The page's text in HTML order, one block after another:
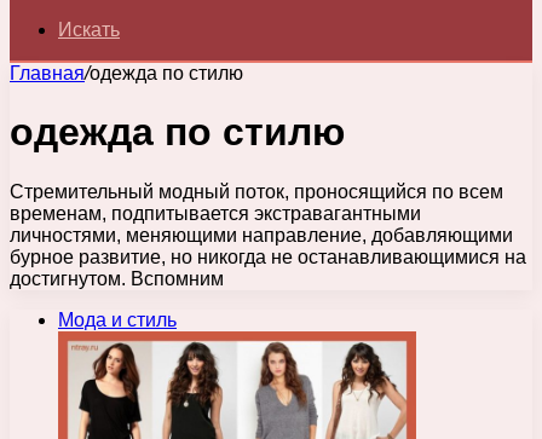
Искать
Главная/одежда по стилю
одежда по стилю
Стремительный модный поток, проносящийся по всем
временам, подпитывается экстравагантными
личностями, меняющими направление, добавляющими
бурное развитие, но никогда не останавливающимися на
достигнутом. Вспомним
Мода и стиль